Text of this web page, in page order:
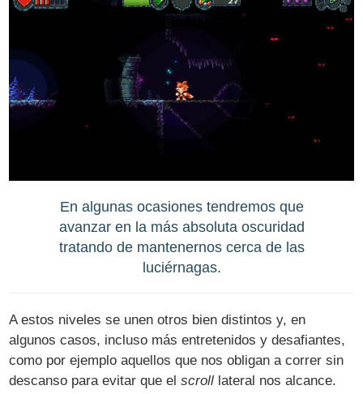
En algunas ocasiones tendremos que
avanzar en la más absoluta oscuridad
tratando de mantenernos cerca de las
luciérnagas.
A estos niveles se unen otros bien distintos y, en
algunos casos, incluso más entretenidos y desafiantes,
como por ejemplo aquellos que nos obligan a correr sin
descanso para evitar que elscroll lateral nos alcance.